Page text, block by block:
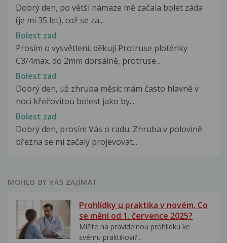
Dobrý den, po větší námaze mě začala bolet záda
(je mi 35 let), což se za...
Bolest zad
Prosím o vysvětlení, děkuji Protruse ploténky
C3/4max. do 2mm dorsálně, protruse...
Bolest zad
Dobrý den, už zhruba měsíc mám často hlavně v
noci křečovitou bolest jako by...
Bolest zad
Dobrý den, prosím Vás o radu. Zhruba v polovině
března se mi začaly projevovat...
MOHLO BY VÁS ZAJÍMAT
Prohlídky u praktika v novém. Co
se mění od 1. července 2025?
Míříte na pravidelnou prohlídku ke
svému praktikovi?...